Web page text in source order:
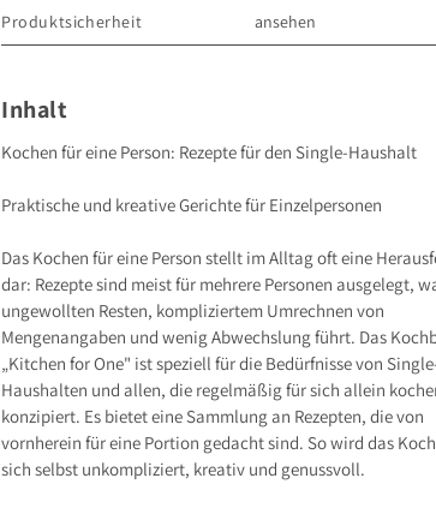
Produktsicherheit
ansehen
81675 München
Deutschland
entbehrlich
Inhalt
Kochen für eine Person: Rezepte für den Single-Haushalt
Praktische und kreative Gerichte für Einzelpersonen
Das Kochen für eine Person stellt im Alltag oft eine
dar: Rezepte sind meist für mehrere Personen ausgelegt,
ungewollten Resten, kompliziertem Umrechnen von
Mengenangaben und wenig Abwechslung führt. Das
„Kitchen for One" ist speziell für die Bedürfnisse von
Haushalten und allen, die regelmäßig für sich allein
konzipiert. Es bietet eine Sammlung an Rezepten, die von
vornherein für eine Portion gedacht sind. So wird das
sich selbst unkompliziert, kreativ und genussvoll.